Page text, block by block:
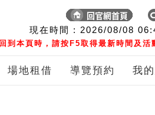
現在時間 : 2026/08/08
到本頁時，請按F5取得最新時間及活
場地租借 導覽預約 我